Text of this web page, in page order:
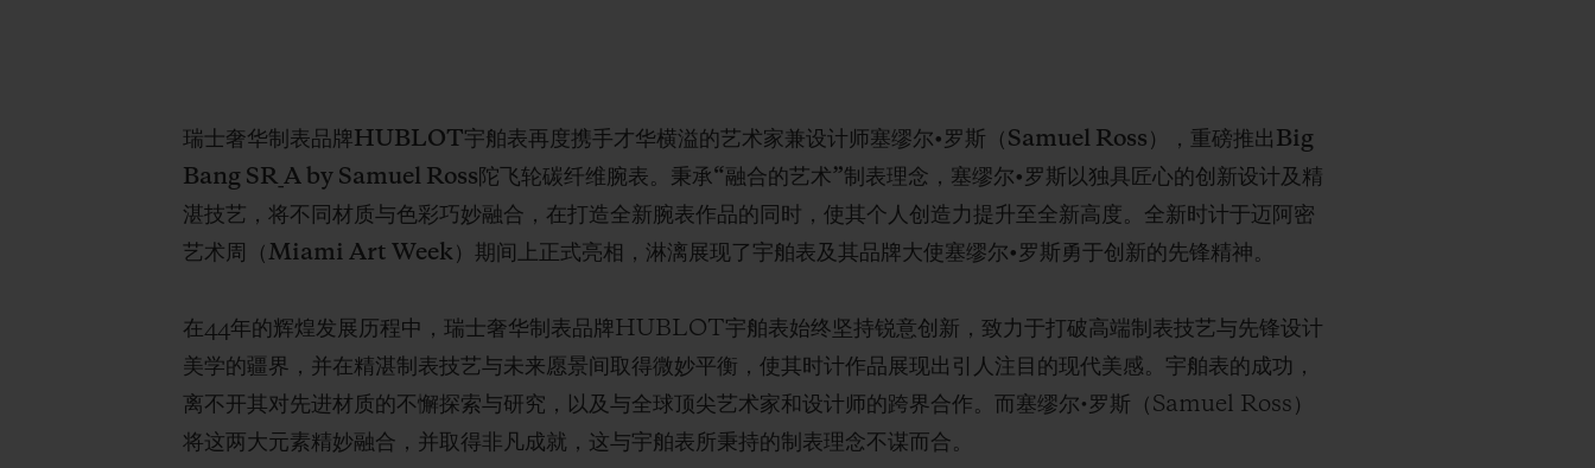
瑞士奢华制表品牌HUBLOT宇舶表再度携手才华横溢的艺术家兼设计师塞缪尔•罗斯（Samuel Ross），重磅推出Big
Bang SR_A by Samuel Ross陀飞轮碳纤维腕表。秉承“融合的艺术”制表理念，塞缪尔•罗斯以独具匠心的创新设计及精
湛技艺，将不同材质与色彩巧妙融合，在打造全新腕表作品的同时，使其个人创造力提升至全新高度。全新时计于迈阿密
艺术周（Miami Art Week）期间上正式亮相，淋漓展现了宇舶表及其品牌大使塞缪尔•罗斯勇于创新的先锋精神。
在44年的辉煌发展历程中，瑞士奢华制表品牌HUBLOT宇舶表始终坚持锐意创新，致力于打破高端制表技艺与先锋设计
美学的疆界，并在精湛制表技艺与未来愿景间取得微妙平衡，使其时计作品展现出引人注目的现代美感。宇舶表的成功，
离不开其对先进材质的不懈探索与研究，以及与全球顶尖艺术家和设计师的跨界合作。而塞缪尔•罗斯（Samuel Ross）
将这两大元素精妙融合，并取得非凡成就，这与宇舶表所秉持的制表理念不谋而合。